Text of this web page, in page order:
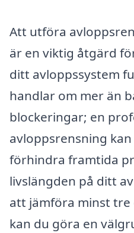
Att utföra
är en viktig åtgärd
ditt avloppssystem
handlar om mer än
blockeringar; en
avloppsrensning
förhindra framtida
livslängden på ditt
att jämföra minst
kan du göra en